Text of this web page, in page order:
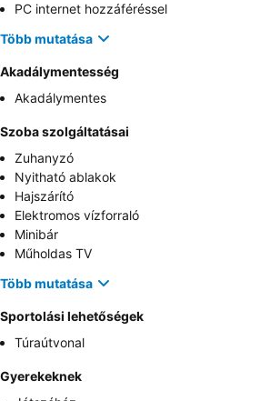
PC internet hozzáféréssel
Több mutatása
Akadálymentesség
Akadálymentes
Szoba szolgáltatásai
Zuhanyzó
Nyitható ablakok
Hajszárító
Elektromos vízforraló
Minibár
Műholdas TV
Több mutatása
Sportolási lehetőségek
Túraútvonal
Gyerekeknek